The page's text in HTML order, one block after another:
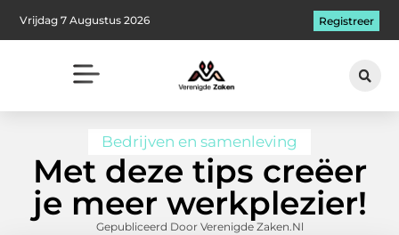
Vrijdag 7 Augustus 2026 Registreer
Bedrijven en samenleving
Met deze tips creëer
je meer werkplezier!
Gepubliceerd Door Verenigde Zaken.nl